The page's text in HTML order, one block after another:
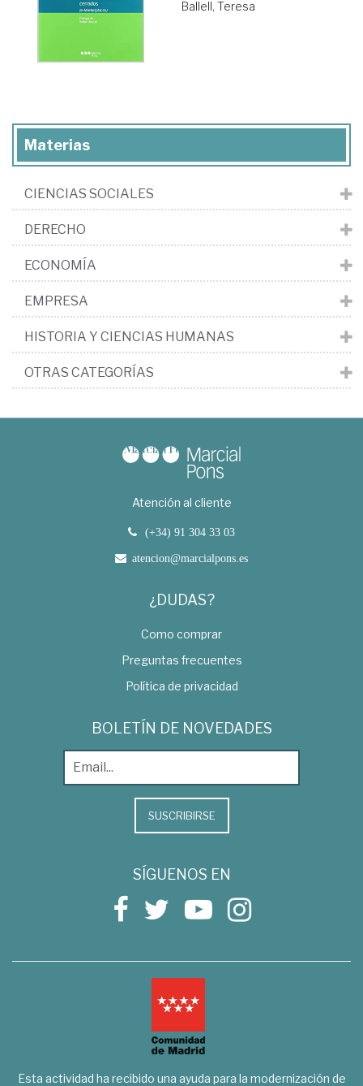
Ballell, Teresa
Materias
CIENCIAS SOCIALES
DERECHO
ECONOMÍA
EMPRESA
HISTORIA Y CIENCIAS HUMANAS
OTRAS CATEGORÍAS
Atención al cliente
(+34) 91 304 33 03
atencion@marcialpons.es
¿DUDAS?
Como comprar
Preguntas frecuentes
Política de privacidad
BOLETÍN DE NOVEDADES
SUSCRIBIRSE
SÍGUENOS EN
Esta actividad ha recibido una ayuda para la modernización de